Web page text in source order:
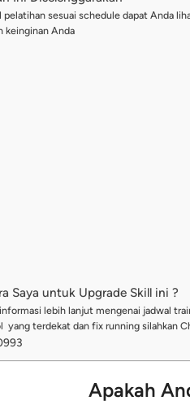
pelatihan sesuai schedule dapat Anda
keinginan Anda
Saya untuk Upgrade Skill ini ?
lebih lanjut mengenai jadwal
yang terdekat dan fix running silahkan
Apakah